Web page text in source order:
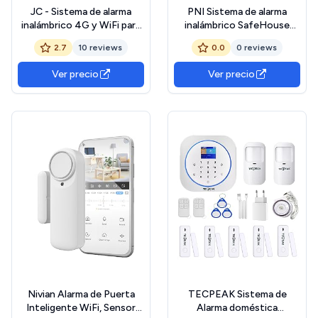
JC - Sistema de alarma
inalámbrico 4G y WiFi para
Home Office
2.7 10 reviews
Ver precio
PNI Sistema de alarma
inalámbrico SafeHouse
HS670 WiFi GSM 4G,
pantalla táctil a color, 99
zonas inalámbricas, soporta
5 números de teléfono,
llamada de alarma y SMS,
0.0 0 reviews
Ver precio
Nivian Alarma de Puerta
Inteligente WiFi, Sensor
TECPEAK Sistema de
Alarma doméstica